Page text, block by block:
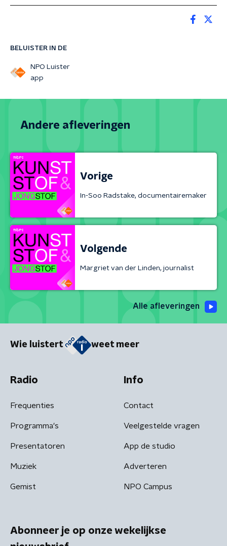
BELUISTER IN DE
NPO Luister
app
Andere afleveringen
Vorige
In-Soo Radstake, documentairemaker
Volgende
Margriet van der Linden, journalist
Alle afleveringen
Wie luistert weet meer
Radio
Frequenties
Programma's
Presentatoren
Muziek
Gemist
Info
Contact
Veelgestelde vragen
App de studio
Adverteren
NPO Campus
Abonneer je op onze wekelijkse